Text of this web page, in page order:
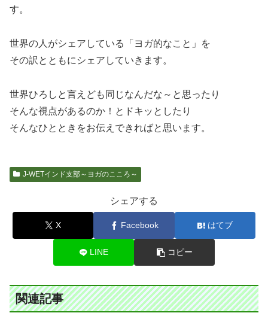
す。
世界の人がシェアしている「ヨガ的なこと」を
その訳とともにシェアしていきます。
世界ひろしと言えども同じなんだな～と思ったり
そんな視点があるのか！とドキッとしたり
そんなひとときをお伝えできればと思います。
J-WETインド支部～ヨガのこころ～
シェアする
X Facebook はてブ
LINE コピー
関連記事